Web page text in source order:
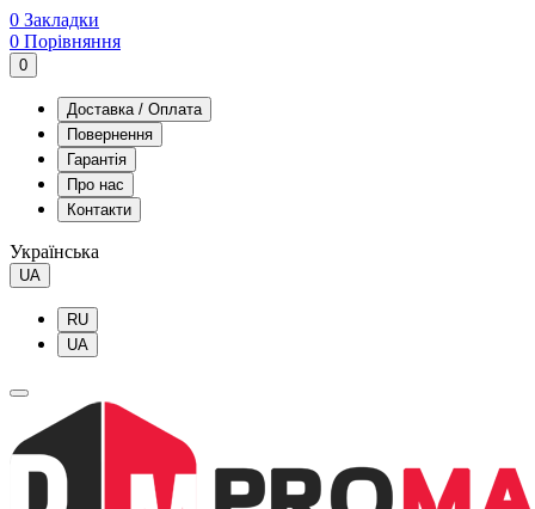
0 Закладки
0 Порівняння
0
Доставка / Оплата
Повернення
Гарантія
Про нас
Контакти
Українська
UA
RU
UA